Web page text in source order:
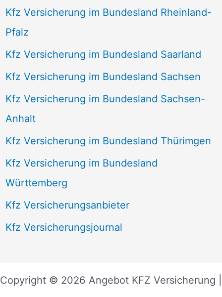
Kfz Versicherung im Bundesland Rheinland-
Pfalz
Kfz Versicherung im Bundesland Saarland
Kfz Versicherung im Bundesland Sachsen
Kfz Versicherung im Bundesland Sachsen-
Anhalt
Kfz Versicherung im Bundesland Thürimgen
Kfz Versicherung im Bundesland
Württemberg
Kfz Versicherungsanbieter
Kfz Versicherungsjournal
Copyright © 2026 Angebot KFZ Versicherung |